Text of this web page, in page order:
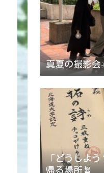
真夏の撮影
「どうしよ
帰る場所🪴